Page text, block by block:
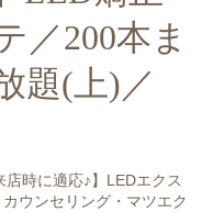
／200本ま
題(上)／
店時に適応♪】LEDエクス
ウンセリング・マツエク